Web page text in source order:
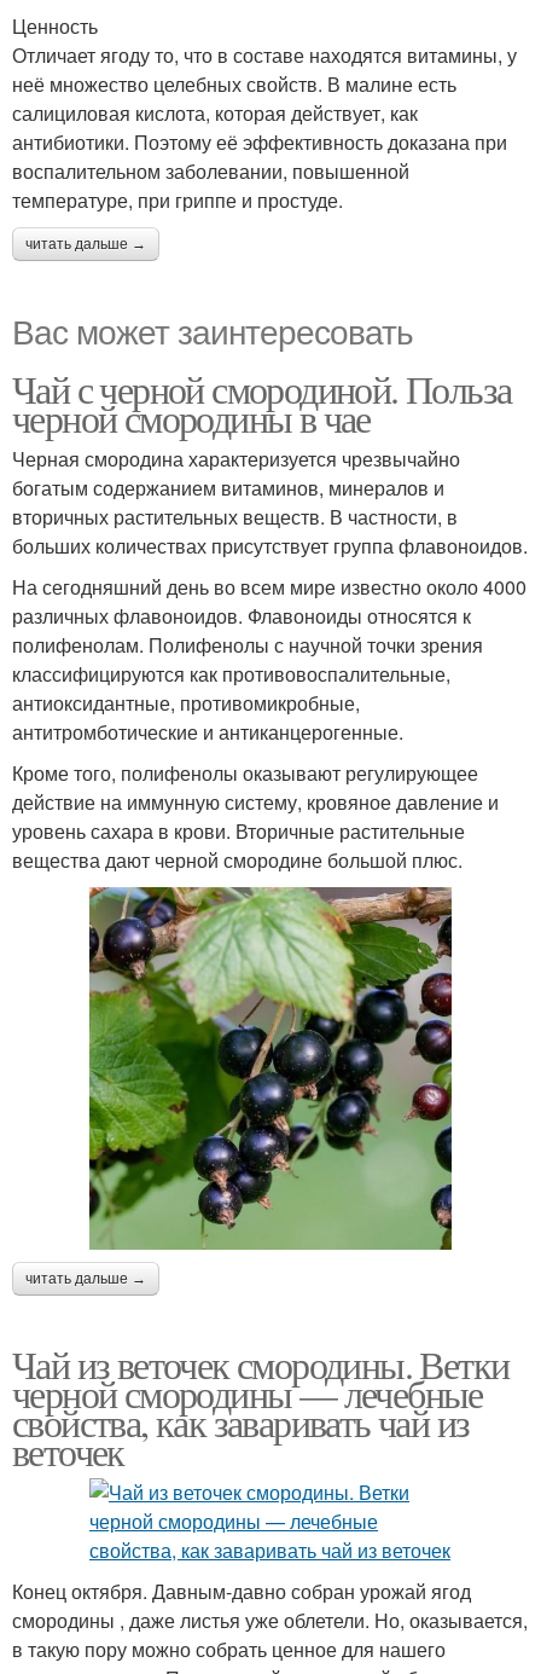
Ценность
Отличает ягоду то, что в составе находятся витамины, у
неё множество целебных свойств. В малине есть
салициловая кислота, которая действует, как
антибиотики. Поэтому её эффективность доказана при
воспалительном заболевании, повышенной
температуре, при гриппе и простуде.
читать дальше →
Вас может заинтересовать
Чай с черной смородиной. Польза
черной смородины в чае
Черная смородина характеризуется чрезвычайно
богатым содержанием витаминов, минералов и
вторичных растительных веществ. В частности, в
больших количествах присутствует группа флавоноидов.
На сегодняшний день во всем мире известно около 4000
различных флавоноидов. Флавоноиды относятся к
полифенолам. Полифенолы с научной точки зрения
классифицируются как противовоспалительные,
антиоксидантные, противомикробные,
антитромботические и антиканцерогенные.
Кроме того, полифенолы оказывают регулирующее
действие на иммунную систему, кровяное давление и
уровень сахара в крови. Вторичные растительные
вещества дают черной смородине большой плюс.
читать дальше →
Чай из веточек смородины. Ветки
черной смородины — лечебные
свойства, как заваривать чай из
веточек
Конец октября. Давным-давно собран урожай ягод
смородины , даже листья уже облетели. Но, оказывается,
в такую пору можно собрать ценное для нашего